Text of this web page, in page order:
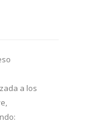
a los